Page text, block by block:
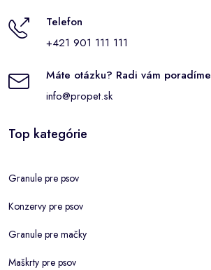
Telefon
+421 901 111 111
Máte otázku? Radi vám poradíme
info@propet.sk
Top kategórie
Granule pre psov
Konzervy pre psov
Granule pre mačky
Maškrty pre psov